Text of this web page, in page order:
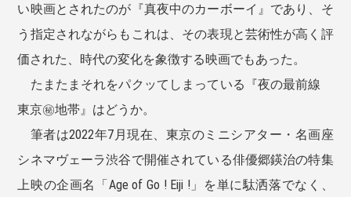
い映画とされたのが『真夜中のカーボーイ』であり、そ
う指定されながらもこれは、その表現と芸術性が高く評
価された、時代の変化を象徴する映画でもあった。
たまたまそれをパクッてしまっている『夜の最前線
東京㊙︎地帯』はどうか。
筆者は2022年7月現在、東京のミニシアター・名画座
シネマヴェーラ渋谷で開催されている俳優郷鍈治の特集
上映の企画名「Age of Go ! Eiji !」を単に駄洒落でなく、